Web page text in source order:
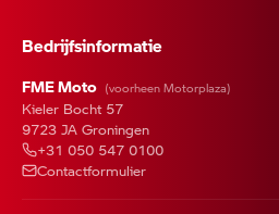
Bedrijfsinformatie
FME Moto (voorheen Motorplaza)
Kieler Bocht 57
9723 JA Groningen
+31 050 547 0100
Contactformulier